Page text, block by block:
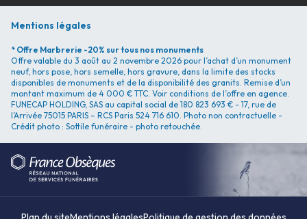
Mentions légales
* Offre Marbrerie -20% sur tous nos monuments
Offre valable du 3 août au 2 novembre 2026 pour l’achat d’un monument
neuf, hors pose, hors semelle, hors gravure, dans la limite des stocks
disponibles de monuments et de la disponibilité des granits. Remise d’un
montant maximum de 4 000 € TTC. Voir conditions de l’offre en agence.
FUNECAP HOLDING, SAS au capital social de 180 823 693 € - 17, rue de
l’Arrivée 75015 PARIS – RCS Paris 524 716 610. Photo non contractuelle -
Crédit photo : Sottile funéraire - photo retouchée.